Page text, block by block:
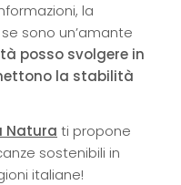
la
sono un’amante
posso svolgere in
la stabilità
Natura ti propone
sostenibili in
italiane!